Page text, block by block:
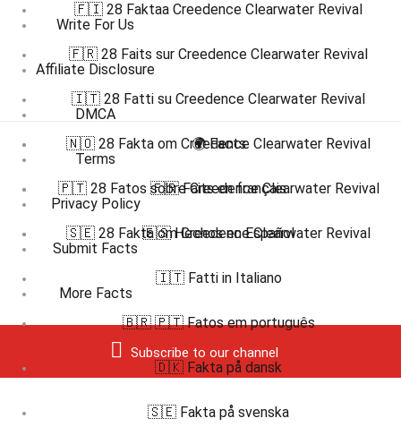
Write For Us
Affiliate Disclosure
DMCA
Terms
Privacy Policy
Submit Facts
More Facts
Subscribe to our channel
🇫🇮 28 Faktaa Creedence Clearwater Revival
🇫🇷 28 Faits sur Creedence Clearwater Revival
🇮🇹 28 Fatti su Creedence Clearwater Revival
🇳🇴 28 Fakta om Creedence Clearwater Revival
🇵🇹 28 Fatos sobre Creedence Clearwater Revival
🇸🇪 28 Fakta om Creedence Clearwater Revival
🌍 Facts
🇫🇷 Faits en français
🇪🇸 Hechos en Español
🇮🇹 Fatti in Italiano
🇧🇷 🇵🇹 Fatos em português
🇩🇰 Fakta på dansk
🇸🇪 Fakta på svenska